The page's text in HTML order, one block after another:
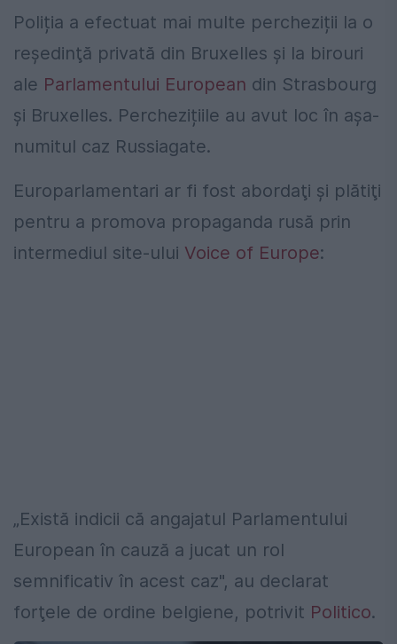
Poliția a efectuat mai multe percheziții la o
reşedinţă privată din Bruxelles şi la birouri
ale Parlamentului European din Strasbourg
şi Bruxelles. Perchezițiile au avut loc în aşa-
numitul caz Russiagate.
Europarlamentari ar fi fost abordaţi şi plătiţi
pentru a promova propaganda rusă prin
intermediul site-ului Voice of Europe:
„Există indicii că angajatul Parlamentului
European în cauză a jucat un rol
semnificativ în acest caz", au declarat
forţele de ordine belgiene, potrivit Politico.